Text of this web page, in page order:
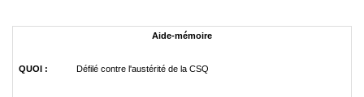
Aide-mémoire
QUOI : Défilé contre l'austérité de la CSQ